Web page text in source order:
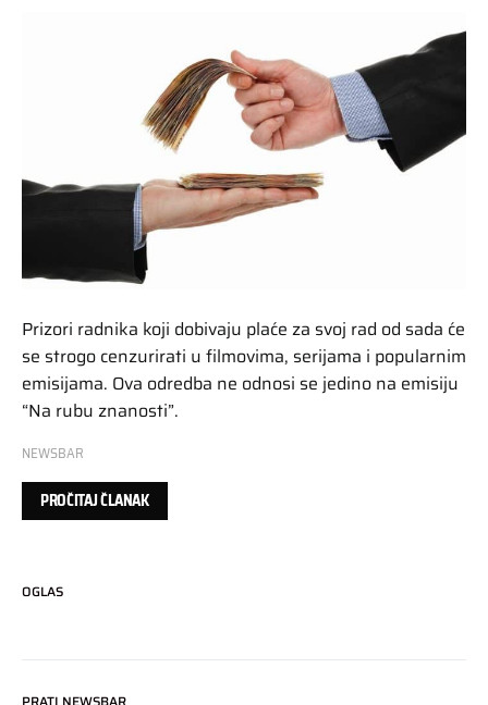
Prizori radnika koji dobivaju plaće za svoj rad od sada će
se strogo cenzurirati u filmovima, serijama i popularnim
emisijama. Ova odredba ne odnosi se jedino na emisiju
“Na rubu znanosti”.
NEWSBAR
PROČITAJ ČLANAK
OGLAS